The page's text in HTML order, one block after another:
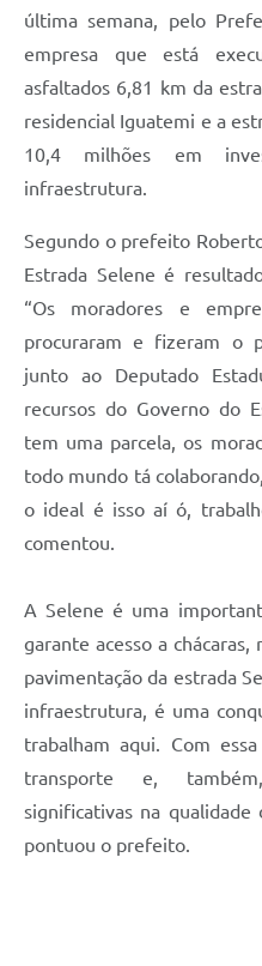
última semana, pelo
empresa que está
asfaltados 6,81 km da
residencial Iguatemi e a
10,4 milhões em
infraestrutura.
Segundo o prefeito
Estrada Selene é
“Os moradores e
procuraram e fizeram o
junto ao Deputado
recursos do Governo do
tem uma parcela, os
todo mundo tá
o ideal é isso aí ó,
comentou.
A Selene é uma
garante acesso a chácaras,
pavimentação da estrada
infraestrutura, é uma
trabalham aqui. Com
transporte e,
significativas na qualidade
pontuou o prefeito.